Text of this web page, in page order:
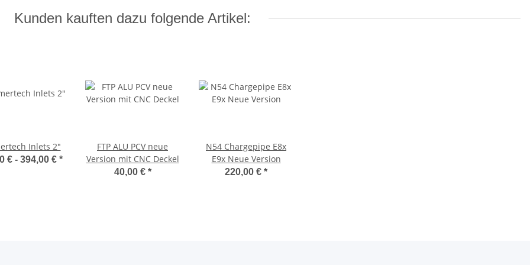
Kunden kauften dazu folgende Artikel:
Inlets 2"
€ - 394,00 € *
FTP ALU PCV neue
Version mit CNC Deckel
40,00 € *
N54 Chargepipe E8x
E9x Neue Version
220,00 € *